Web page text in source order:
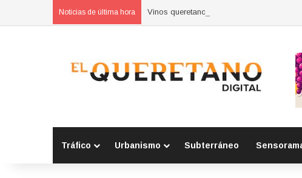
Noticias de última hora Vinos queretanos no pueden competir en
Tráfico Urbanismo Subterráneo